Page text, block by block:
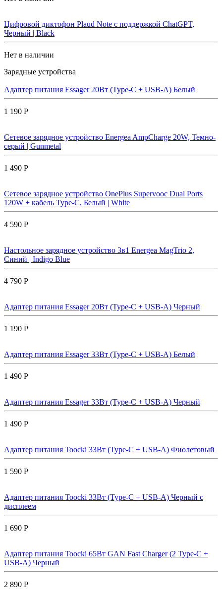
Цифровой диктофон Plaud Note с поддержкой ChatGPT,
Черный | Black
Нет в наличии
Зарядные устройства
Адаптер питания Essager 20Вт (Type-C + USB-A) Белый
1 190 Р
Сетевое зарядное устройство Energea AmpCharge 20W, Темно-
серый | Gunmetal
1 490 Р
Сетевое зарядное устройство OnePlus Supervooc Dual Ports
120W + кабель Type-C, Белый | White
4 590 Р
Настольное зарядное устройство 3в1 Energea MagTrio 2,
Синий | Indigo Blue
4 790 Р
Адаптер питания Essager 20Вт (Type-C + USB-A) Черный
1 190 Р
Адаптер питания Essager 33Вт (Type-C + USB-A) Белый
1 490 Р
Адаптер питания Essager 33Вт (Type-C + USB-A) Черный
1 490 Р
Адаптер питания Toocki 33Вт (Type-C + USB-A) Фиолетовый
1 590 Р
Адаптер питания Toocki 33Вт (Type-C + USB-A) Черный с
дисплеем
1 690 Р
Адаптер питания Toocki 65Вт GAN Fast Charger (2 Type-C +
USB-A) Черный
2 890 Р